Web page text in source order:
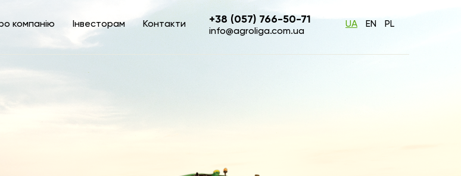
компанію Інвесторам Контакти +38 (057) 766-50-71
info@agroliga.com.ua
UA EN PL